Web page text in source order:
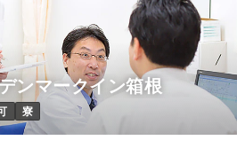
ンマークイン箱根
寮